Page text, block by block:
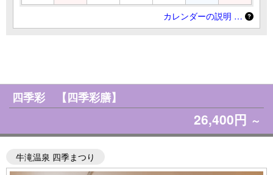
カレンダーの説明 …
四季彩 【四季彩膳】
26,400円 ～
牛滝温泉 四季まつり